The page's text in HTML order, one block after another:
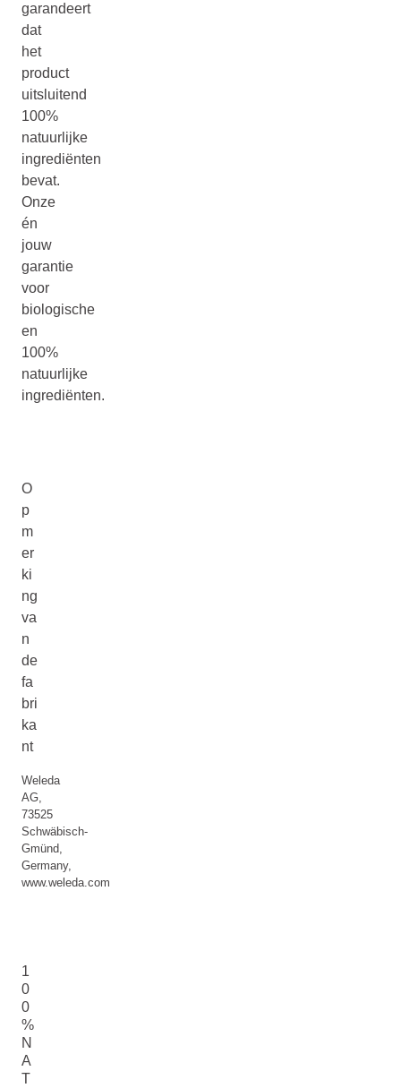
garandeert
dat
het
product
uitsluitend
100%
natuurlijke
ingrediënten
bevat.
Onze
én
jouw
garantie
voor
biologische
en
100%
natuurlijke
ingrediënten.
O
p
m
er
ki
ng
va
n
de
fa
bri
ka
nt
Weleda
AG,
73525
Schwäbisch-
Gmünd,
Germany,
www.weleda.com
1
0
0
%
N
A
T